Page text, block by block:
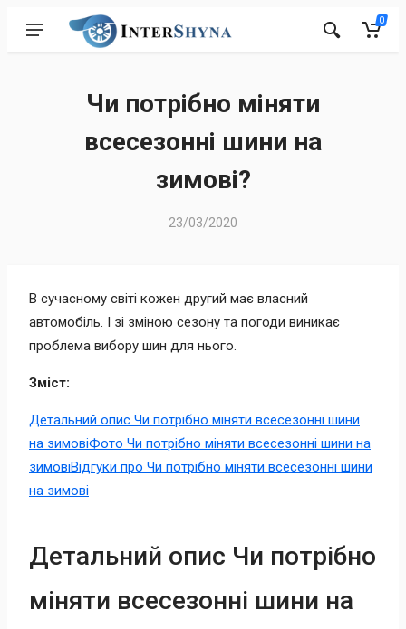
0
Чи потрібно міняти
всесезонні шини на
зимові?
23/03/2020
В сучасному світі кожен другий має власний
автомобіль. І зі зміною сезону та погоди виникає
проблема вибору шин для нього.
Зміст:
Детальний опис Чи потрібно міняти всесезонні шини
на зимовіФото Чи потрібно міняти всесезонні шини на
зимовіВідгуки про Чи потрібно міняти всесезонні шини
на зимові
Детальний опис Чи потрібно
міняти всесезонні шини на